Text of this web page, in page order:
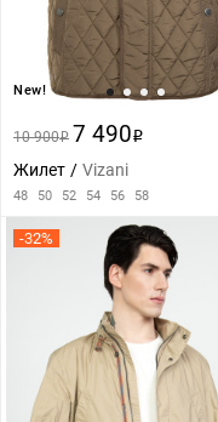
New!
10 900i 7 490i
Жилет Vizani
48 50 52 54 56 58
-32%